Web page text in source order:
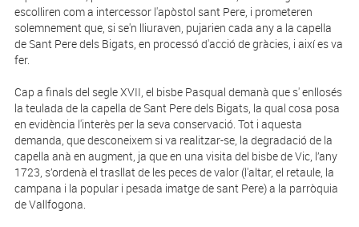
escolliren com a intercessor l'apòstol sant Pere, i prometeren
solemnement que, si se'n lliuraven, pujarien cada any a la capella
de Sant Pere dels Bigats, en processó d'acció de gràcies, i així es va
fer.
Cap a finals del segle XVII, el bisbe Pasqual demanà que s' enllosés
la teulada de la capella de Sant Pere dels Bigats, la qual cosa posa
en evidència l'interès per la seva conservació. Tot i aquesta
demanda, que desconeixem si va realitzar-se, la degradació de la
capella anà en augment, ja que en una visita del bisbe de Vic, l’any
1723, s’ordenà el trasllat de les peces de valor (l'altar, el retaule, la
campana i la popular i pesada imatge de sant Pere) a la parròquia
de Vallfogona.